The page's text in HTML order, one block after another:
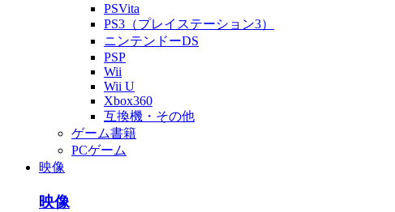
PSVita
PS3（プレイステーション3）
ニンテンドーDS
PSP
Wii
Wii U
Xbox360
互換機・その他
ゲーム書籍
PCゲーム
映像
映像